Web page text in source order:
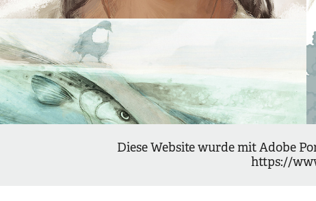
Zuger Neujahrsblatt 14
Diese Website wurde mit Adobe
https://